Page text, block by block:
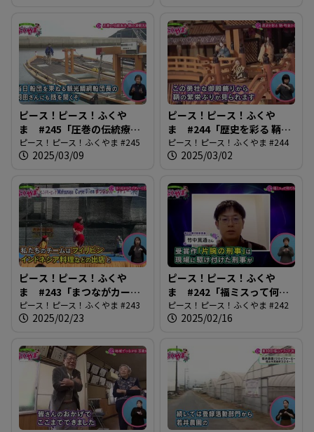
ピース！ピース！ふくや
ま #245「圧巻の伝統療法
鞆の浦観光鯛網」
ピース！ピース！ふくやま #245
2025/03/09
ピース！ピース！ふくや
ま #244「歴史を彩る 鞆・
町並ひな祭」
ピース！ピース！ふくやま #244
2025/03/02
ピース！ピース！ふくや
ま #243「まつながカープ
ヂェーに行こう」
ピース！ピース！ふくやま #243
2025/02/23
ピース！ピース！ふくや
ま #242「福ミスって何だ
ろう？」
ピース！ピース！ふくやま #242
2025/02/16